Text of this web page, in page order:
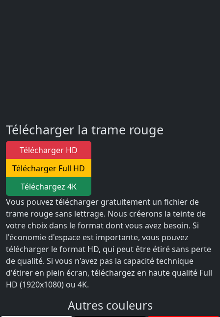
Télécharger la trame rouge
Télécharger HD
Télécharger Full HD
Téléchargez 4K
Vous pouvez télécharger gratuitement un fichier de
trame rouge sans lettrage. Nous créerons la teinte de
votre choix dans le format dont vous avez besoin. Si
l'économie d'espace est importante, vous pouvez
télécharger le format HD, qui peut être étiré sans perte
de qualité. Si vous n'avez pas la capacité technique
d'étirer en plein écran, téléchargez en haute qualité Full
HD (1920x1080) ou 4K.
Autres couleurs